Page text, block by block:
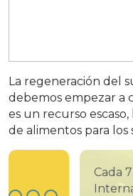
La regeneración del
debemos empezar a
es un recurso
de alimentos para los
Cada